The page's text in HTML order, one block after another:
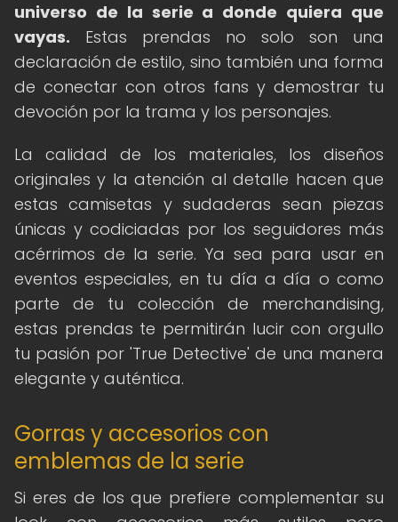
universo de la serie a donde quiera que
vayas. Estas prendas no solo son una
declaración de estilo, sino también una forma
de conectar con otros fans y demostrar tu
devoción por la trama y los personajes.
La calidad de los materiales, los diseños
originales y la atención al detalle hacen que
estas camisetas y sudaderas sean piezas
únicas y codiciadas por los seguidores más
acérrimos de la serie. Ya sea para usar en
eventos especiales, en tu día a día o como
parte de tu colección de merchandising,
estas prendas te permitirán lucir con orgullo
tu pasión por 'True Detective' de una manera
elegante y auténtica.
Gorras y accesorios con
emblemas de la serie
Si eres de los que prefiere complementar su